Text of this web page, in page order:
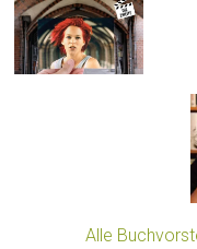
Alle